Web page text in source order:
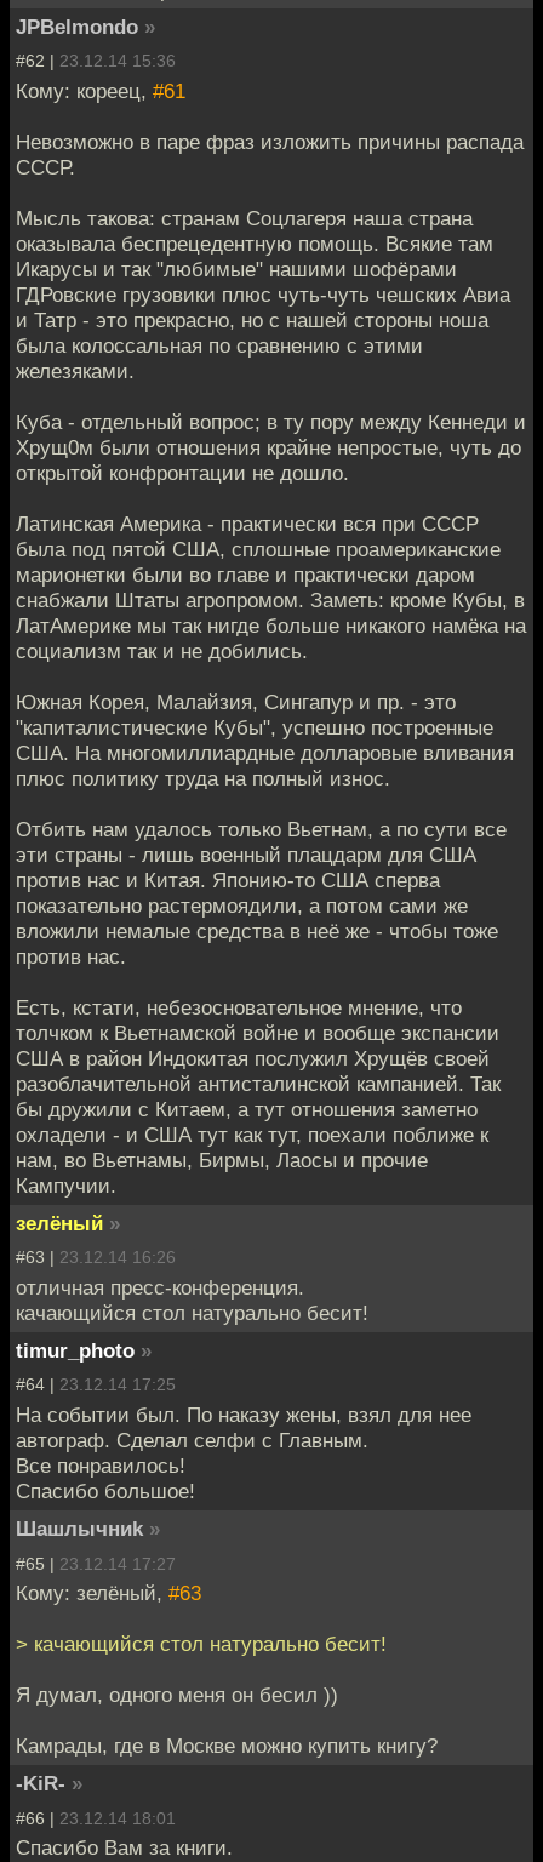
JPBelmondo »
#62 | 23.12.14 15:36
Кому: кореец, #61
Невозможно в паре фраз изложить причины распада
СССР.
Мысль такова: странам Соцлагеря наша страна
оказывала беспрецедентную помощь. Всякие там
Икарусы и так "любимые" нашими шофёрами
ГДРовские грузовики плюс чуть-чуть чешских Авиа
и Татр - это прекрасно, но с нашей стороны ноша
была колоссальная по сравнению с этими
железяками.
Куба - отдельный вопрос; в ту пору между Кеннеди и
Хрущ0м были отношения крайне непростые, чуть до
открытой конфронтации не дошло.
Латинская Америка - практически вся при СССР
была под пятой США, сплошные проамериканские
марионетки были во главе и практически даром
снабжали Штаты агропромом. Заметь: кроме Кубы, в
ЛатАмерике мы так нигде больше никакого намёка на
социализм так и не добились.
Южная Корея, Малайзия, Сингапур и пр. - это
"капиталистические Кубы", успешно построенные
США. На многомиллиардные долларовые вливания
плюс политику труда на полный износ.
Отбить нам удалось только Вьетнам, а по сути все
эти страны - лишь военный плацдарм для США
против нас и Китая. Японию-то США сперва
показательно растермоядили, а потом сами же
вложили немалые средства в неё же - чтобы тоже
против нас.
Есть, кстати, небезосновательное мнение, что
толчком к Вьетнамской войне и вообще экспансии
США в район Индокитая послужил Хрущёв своей
разоблачительной антисталинской кампанией. Так
бы дружили с Китаем, а тут отношения заметно
охладели - и США тут как тут, поехали поближе к
нам, во Вьетнамы, Бирмы, Лаосы и прочие
Кампучии.
зелёный »
#63 | 23.12.14 16:26
отличная пресс-конференция.
качающийся стол натурально бесит!
timur_photo »
#64 | 23.12.14 17:25
На событии был. По наказу жены, взял для нее
автограф. Сделал селфи с Главным.
Все понравилось!
Спасибо большое!
Шашлычниk »
#65 | 23.12.14 17:27
Кому: зелёный, #63
> качающийся стол натурально бесит!
Я думал, одного меня он бесил ))
Камрады, где в Москве можно купить книгу?
-KiR- »
#66 | 23.12.14 18:01
Спасибо Вам за книги.